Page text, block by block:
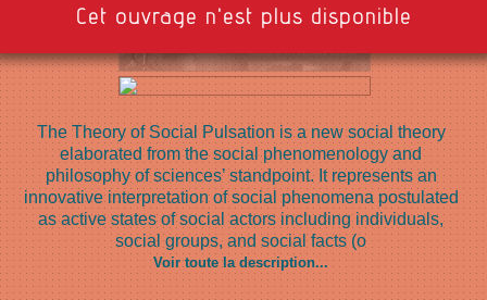
Cet ouvrage n'est plus disponible
The Theory of Social Pulsation is a new social theory
elaborated from the social phenomenology and
philosophy of sciences’ standpoint. It represents an
innovative interpretation of social phenomena postulated
as active states of social actors including individuals,
social groups, and social facts (o
Voir toute la description...